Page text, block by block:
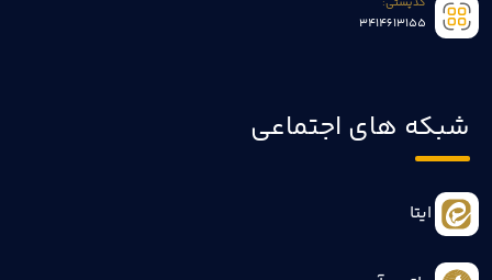
کدپستی:
3414613155
شبکه های اجتماعی
ایتا